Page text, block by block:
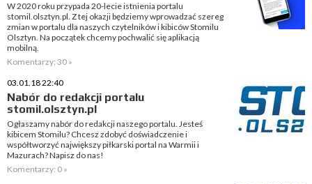
W 2020 roku przypada 20-lecie istnienia portalu
stomil.olsztyn.pl. Z tej okazji będziemy wprowadzać szereg
zmian w portalu dla naszych czytelników i kibiców Stomilu
Olsztyn. Na początek chcemy pochwalić się aplikacją
mobilną.
Komentarzy: 30 »
03.01.18 22:40
Nabór do redakcji portalu
stomil.olsztyn.pl
Ogłaszamy nabór do redakcji naszego portalu. Jesteś
kibicem Stomilu? Chcesz zdobyć doświadczenie i
współtworzyć największy piłkarski portal na Warmii i
Mazurach? Napisz do nas!
Komentarzy: 0 »